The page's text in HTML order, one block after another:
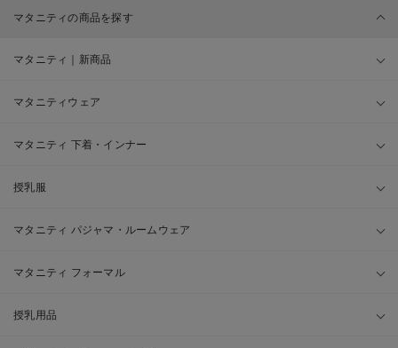
マタニティの商品を探す
マタニティ｜新商品
マタニティウェア
マタニティ 下着・インナー
授乳服
マタニティ パジャマ・ルームウェア
マタニティ フォーマル
授乳用品